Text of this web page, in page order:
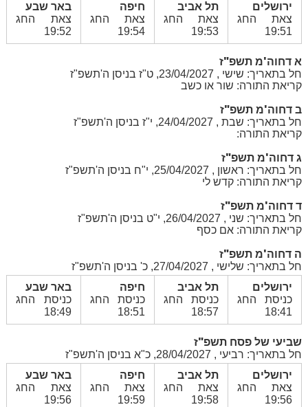
ירושלים
צאת החג
19:51
תל אביב
צאת החג
19:53
חיפה
צאת החג
19:54
באר שבע
צאת החג
19:52
א דחוה'מ תשפ"ז
חל בתאריך: שישי , 23/04/2027, ט"ז בניסן ה'תשפ"ז
קריאת התורה: שור או כשב
ב דחוה'מ תשפ"ז
חל בתאריך: שבת , 24/04/2027, י"ז בניסן ה'תשפ"ז
קריאת התורה:
ג דחוה'מ תשפ"ז
חל בתאריך: ראשון , 25/04/2027, י"ח בניסן ה'תשפ"ז
קריאת התורה: קדש לי
ד דחוה'מ תשפ"ז
חל בתאריך: שני , 26/04/2027, י"ט בניסן ה'תשפ"ז
קריאת התורה: אם כסף
ה דחוה'מ תשפ"ז
חל בתאריך: שלישי , 27/04/2027, כ' בניסן ה'תשפ"ז
ירושלים
כניסת החג
18:41
תל אביב
כניסת החג
18:57
חיפה
כניסת החג
18:51
באר שבע
כניסת החג
18:49
שביעי של פסח תשפ"ז
חל בתאריך: רביעי , 28/04/2027, כ"א בניסן ה'תשפ"ז
ירושלים
צאת החג
19:56
תל אביב
צאת החג
19:58
חיפה
צאת החג
19:59
באר שבע
צאת החג
19:56